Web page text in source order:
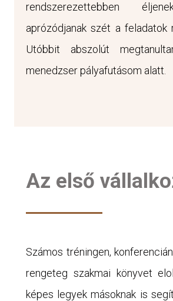
rendszerezettebben
aprózódjanak szét a feladatok
Utóbbit abszolút
menedzser pályafutásom alatt.
Az első
Számos tréningen,
rengeteg szakmai könyvet
képes legyek másoknak is